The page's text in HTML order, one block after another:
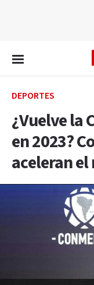
DEPORTES
¿Vuelve la
en 2023?
aceleran